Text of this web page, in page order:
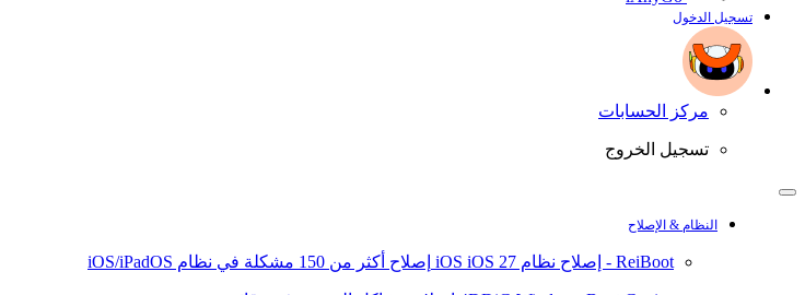
تسجيل الدخول
مركز الحسابات
تسجيل الخروج
النظام & الإصلاح
ReiBoot - إصلاح نظام iOS iOS 27 إصلاح أكثر من 150 مشكلة في نظام iOS/iPadOS